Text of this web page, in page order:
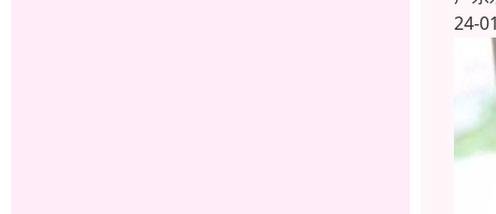
24-